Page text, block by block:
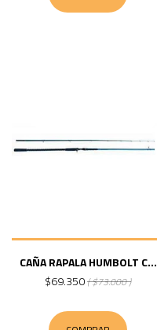
CAÑA RAPALA HUMBOLT C...
$69.350( $73.000 )